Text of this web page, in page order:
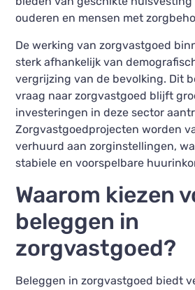
ouderen en mensen met
De werking van zorgvastgoed
sterk afhankelijk van
vergrijzing van de bevolking. Dit
vraag naar zorgvastgoed blijft
investeringen in deze sector
Zorgvastgoedprojecten worden
verhuurd aan zorginstellingen,
stabiele en voorspelbare
Waarom kiezen
beleggen in
zorgvastgoed?
Beleggen in zorgvastgoed biedt